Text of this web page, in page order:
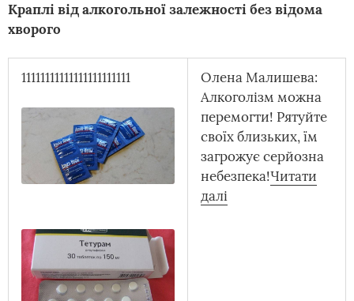
Краплі від алкогольної залежності без відома
хворого
11111111111111111111111
Олена Малишева:
Алкоголізм можна
перемогти! Рятуйте
своїх близьких, їм
загрожує серйозна
небезпека!Читати
далі